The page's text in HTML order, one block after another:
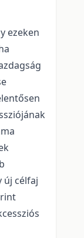
ezeken
új célfaj